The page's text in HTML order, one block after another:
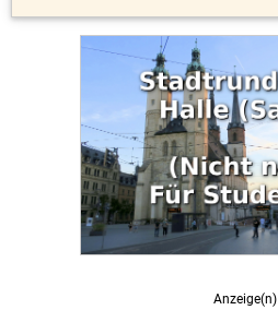
Anzeige(n)